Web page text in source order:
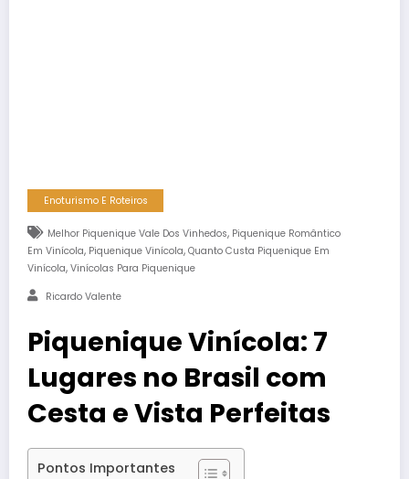
Enoturismo E Roteiros
Melhor Piquenique Vale Dos Vinhedos, Piquenique Romântico
Em Vinícola, Piquenique Vinícola, Quanto Custa Piquenique Em
Vinícola, Vinícolas Para Piquenique
Ricardo Valente
Piquenique Vinícola: 7
Lugares no Brasil com
Cesta e Vista Perfeitas
Pontos Importantes